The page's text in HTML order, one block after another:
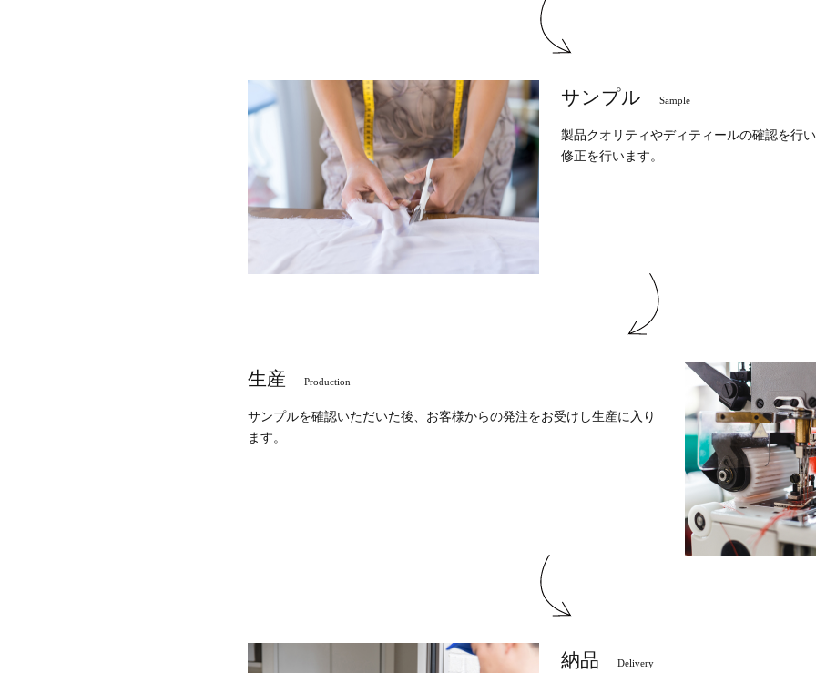
サンプル Sample
製品クオリティやディティールの確認を行
修正を行います。
生産 Production
サンプルを確認いただいた後、お客様からの発注をお受けし生産に入り
ます。
納品 Delivery